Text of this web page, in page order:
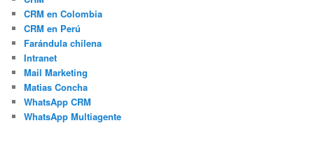
CRM en Colombia
CRM en Perú
Farándula chilena
Intranet
Mail Marketing
Matias Concha
WhatsApp CRM
WhatsApp Multiagente